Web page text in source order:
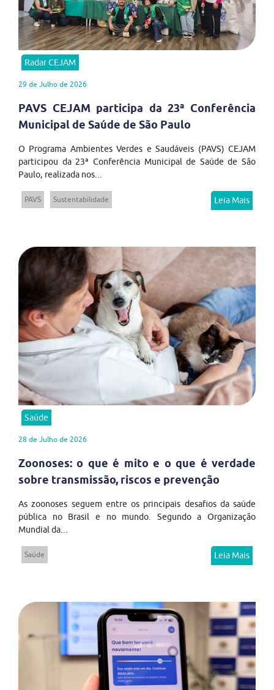
Radar CEJAM
29 de Julho de 2026
PAVS CEJAM participa da 23ª Conferência
Municipal de Saúde de São Paulo
O Programa Ambientes Verdes e Saudáveis (PAVS) CEJAM
participou da 23ª Conferência Municipal de Saúde de São
Paulo, realizada nos...
PAVS Sustentabilidade Leia Mais
Saúde
28 de Julho de 2026
Zoonoses: o que é mito e o que é verdade
sobre transmissão, riscos e prevenção
As zoonoses seguem entre os principais desafios da saúde
pública no Brasil e no mundo. Segundo a Organização
Mundial da...
Saúde Leia Mais